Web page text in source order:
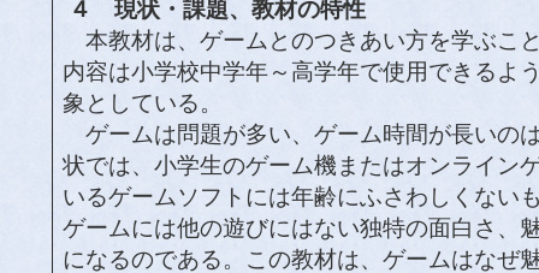
４ 現状・課題、教材の特性
本教材は、ゲームとのつきあい方を学ぶこ
内容は小学校中学年～高学年で使用できるよ
象としている。
ゲームは問題が多い、ゲーム時間が長いの
状では、小学生のゲーム機またはオンライン
いるゲームソフトには年齢にふさわしくない
ゲームには他の遊びにはない独特の面白さ、
になるのである。この教材は、ゲームはなぜ